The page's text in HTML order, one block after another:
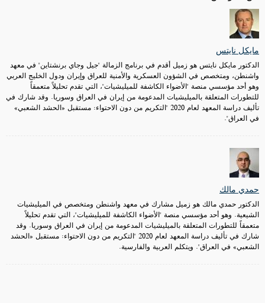
مايكل نايتس
الدكتور مايكل نايتس هو زميل أقدم في برنامج الزمالة "جيل وجاي برنشتاين" في معهد
واشنطن، ومتخصص في الشؤون العسكرية والأمنية للعراق وإيران ودول الخليج العربي
وهو أحد مؤسسي منصة "الأضواء الكاشفة للميليشيات"، التي تقدم تحليلاً متعمقاً
للتطورات المتعلقة بالميليشيات المدعومة من إيران في العراق وسوريا. وقد شارك في
تأليف دراسة المعهد لعام 2020 "التكريم من دون الاحتواء: مستقبل «الحشد الشعبي»
في العراق".
حمدي مالك
الدكتور حمدي مالك هو زميل مشارك في معهد واشنطن ومتخصص في الميليشيات
الشيعية. وهو أحد مؤسسي منصة "الأضواء الكاشفة للميليشيات"، التي تقدم تحليلاً
متعمقاً للتطورات المتعلقة بالميليشيات المدعومة من إيران في العراق وسوريا. وقد
شارك في تأليف دراسة المعهد لعام 2020 "التكريم من دون الاحتواء: مستقبل «الحشد
الشعبي» في العراق". ويتكلم العربية والفارسية.